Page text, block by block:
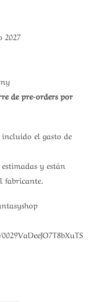
2027
de pre-orders por
el gasto de
y están
fabricante.